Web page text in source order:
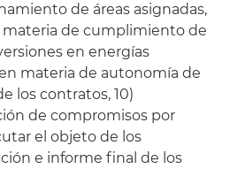
de áreas asignadas,
de cumplimiento de
en energías
materia de autonomía de
los contratos, 10)
de compromisos por
el objeto de los
e informe final de los